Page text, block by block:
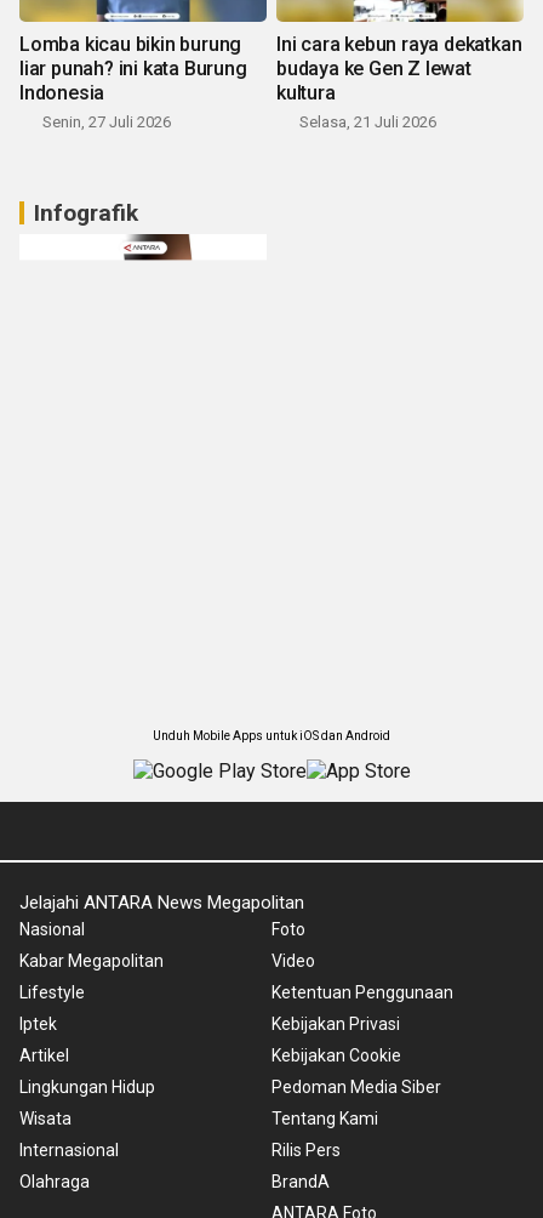
Lomba kicau bikin burung
liar punah? ini kata Burung
Indonesia
Senin, 27 Juli 2026
Ini cara kebun raya dekatkan
budaya ke Gen Z lewat
kultura
Selasa, 21 Juli 2026
Infografik
Unduh Mobile Apps untuk iOS dan Android
Jelajahi ANTARA News Megapolitan
Nasional
Kabar Megapolitan
Lifestyle
Iptek
Artikel
Lingkungan Hidup
Wisata
Internasional
Olahraga
Foto
Video
Ketentuan Penggunaan
Kebijakan Privasi
Kebijakan Cookie
Pedoman Media Siber
Tentang Kami
Rilis Pers
BrandA
ANTARA Foto